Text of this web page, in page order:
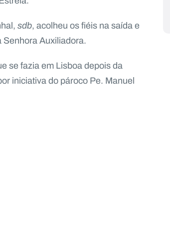
sdb, acolheu os fiéis na saída e
Senhora Auxiliadora.
se fazia em Lisboa depois da
iniciativa do pároco Pe. Manuel